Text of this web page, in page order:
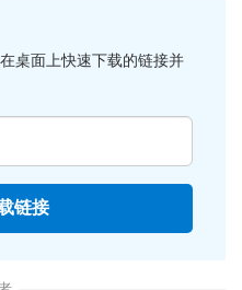
桌面上快速下载的链接并
链接